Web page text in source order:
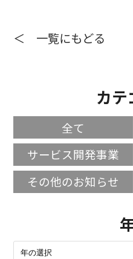
＜ 一覧にもどる
カテ
全て
サービス開発事業
その他のお知らせ